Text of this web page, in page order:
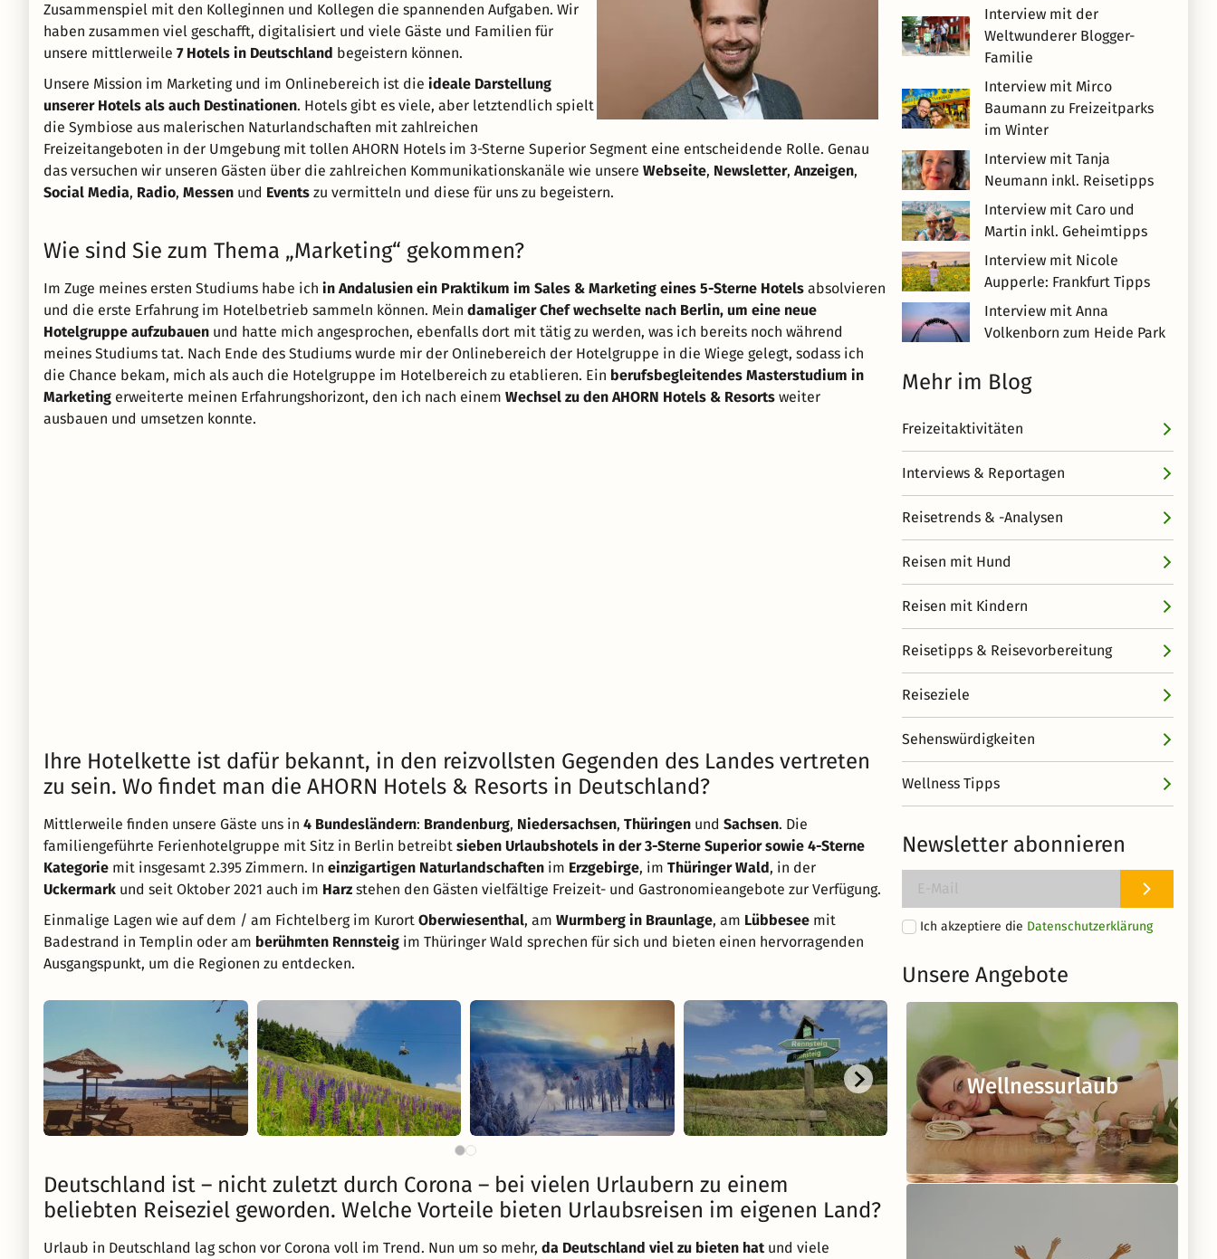
Zusammenspiel mit den Kolleginnen und Kollegen die spannenden Aufgaben. Wir
haben zusammen viel geschafft, digitalisiert und viele Gäste und Familien für
unsere mittlerweile 7 Hotels in Deutschland begeistern können.
Unsere Mission im Marketing und im Onlinebereich ist die ideale Darstellung
unserer Hotels als auch Destinationen. Hotels gibt es viele, aber letztendlich spielt
die Symbiose aus malerischen Naturlandschaften mit zahlreichen
Freizeitangeboten in der Umgebung mit tollen AHORN Hotels im 3-Sterne Superior Segment eine entscheidende Rolle. Genau
das versuchen wir unseren Gästen über die zahlreichen Kommunikationskanäle wie unsere Webseite, Newsletter, Anzeigen,
Social Media, Radio, Messen und Events zu vermitteln und diese für uns zu begeistern.
Wie sind Sie zum Thema „Marketing“ gekommen?
Im Zuge meines ersten Studiums habe ich in Andalusien ein Praktikum im Sales & Marketing eines 5-Sterne Hotels absolvieren
und die erste Erfahrung im Hotelbetrieb sammeln können. Mein damaliger Chef wechselte nach Berlin, um eine neue
Hotelgruppe aufzubauen und hatte mich angesprochen, ebenfalls dort mit tätig zu werden, was ich bereits noch während
meines Studiums tat. Nach Ende des Studiums wurde mir der Onlinebereich der Hotelgruppe in die Wiege gelegt, sodass ich
die Chance bekam, mich als auch die Hotelgruppe im Hotelbereich zu etablieren. Ein berufsbegleitendes Masterstudium in
Marketing erweiterte meinen Erfahrungshorizont, den ich nach einem Wechsel zu den AHORN Hotels & Resorts weiter
ausbauen und umsetzen konnte.
Ihre Hotelkette ist dafür bekannt, in den reizvollsten Gegenden des Landes vertreten
zu sein. Wo findet man die AHORN Hotels & Resorts in Deutschland?
Mittlerweile finden unsere Gäste uns in 4 Bundesländern: Brandenburg, Niedersachsen, Thüringen und Sachsen. Die
familiengeführte Ferienhotelgruppe mit Sitz in Berlin betreibt sieben Urlaubshotels in der 3-Sterne Superior sowie 4-Sterne
Kategorie mit insgesamt 2.395 Zimmern. In einzigartigen Naturlandschaften im Erzgebirge, im Thüringer Wald, in der
Uckermark und seit Oktober 2021 auch im Harz stehen den Gästen vielfältige Freizeit- und Gastronomieangebote zur Verfügung.
Einmalige Lagen wie auf dem / am Fichtelberg im Kurort Oberwiesenthal, am Wurmberg in Braunlage, am Lübbesee mit
Badestrand in Templin oder am berühmten Rennsteig im Thüringer Wald sprechen für sich und bieten einen hervorragenden
Ausgangspunkt, um die Regionen zu entdecken.
Deutschland ist – nicht zuletzt durch Corona – bei vielen Urlaubern zu einem
beliebten Reiseziel geworden. Welche Vorteile bieten Urlaubsreisen im eigenen Land?
Urlaub in Deutschland lag schon vor Corona voll im Trend. Nun um so mehr, da Deutschland viel zu bieten hatund viele
Interview mit der
Weltwunderer Blogger-
Familie
Interview mit Mirco
Baumann zu Freizeitparks
im Winter
Interview mit Tanja
Neumann inkl. Reisetipps
Interview mit Caro und
Martin inkl. Geheimtipps
Interview mit Nicole
Aupperle: Frankfurt Tipps
Interview mit Anna
Volkenborn zum Heide Park
Mehr im Blog
Freizeitaktivitäten
Interviews & Reportagen
Reisetrends & -Analysen
Reisen mit Hund
Reisen mit Kindern
Reisetipps & Reisevorbereitung
Reiseziele
Sehenswürdigkeiten
Wellness Tipps
Newsletter abonnieren
Ich akzeptiere die Datenschutzerklärung
Unsere Angebote
Wellnessurlaub